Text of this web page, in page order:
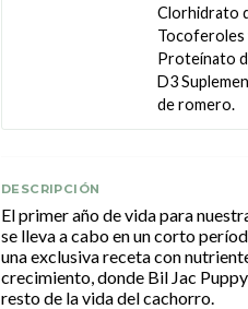
Clorhidrato
Tocoferoles
Proteínato
D3
de romero.
DESCRIPCIÓN
El primer año de vida para
se lleva a cabo en un corto
una exclusiva receta con
crecimiento, donde Bil Jac
resto de la vida del cachorro.